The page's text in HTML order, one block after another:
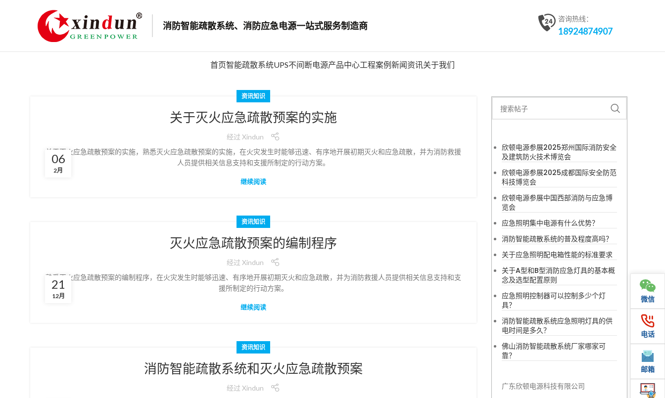
消防智能疏散系统、消防应急电源一站式服务制造商
咨询热线：
18924874907
首页智能疏散系统UPS不间断电源产品中心工程案例新闻资讯关于我们
06
2月
资讯知识
关于灭火应急疏散预案的实施
经过 Xindun
关于灭火应急疏散预案的实施，熟悉灭火应急疏散预案的实施，在火灾发生时能够迅速、有序地开展初期灭火和应急疏散，并为消防救援
人员提供相关信息支持和支援所制定的行动方案。
继续阅读
21
12月
资讯知识
灭火应急疏散预案的编制程序
经过 Xindun
熟悉灭火应急疏散预案的编制程序，在火灾发生时能够迅速、有序地开展初期灭火和应急疏散，并为消防救援人员提供相关信息支持和支
援所制定的行动方案。
继续阅读
资讯知识
消防智能疏散系统和灭火应急疏散预案
经过 Xindun
欣顿电源参展2025郑州国际消防安全
及建筑防火技术博览会
欣顿电源参展2025成都国际安全防范
科技博览会
欣顿电源参展中国西部消防与应急博
览会
应急照明集中电源有什么优势？
消防智能疏散系统的普及程度高吗？
关于应急照明配电箱性能的标准要求
关于A型和B型消防应急灯具的基本概
念及选型配置原则
应急照明控制器可以控制多少个灯
具？
消防智能疏散系统应急照明灯具的供
电时间是多久？
佛山消防智能疏散系统厂家哪家可
靠？
广东欣顿电源科技有限公司
微信
电话
邮箱